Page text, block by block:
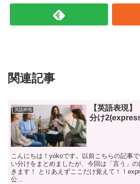
関連記事
英語表現
【英語表現
分け
こんにちは！yokoです。以前こちらの記事
い分けをまとめましたが、今回は「言う」
きます！ とりあえずここだけ覚えて！！
公...